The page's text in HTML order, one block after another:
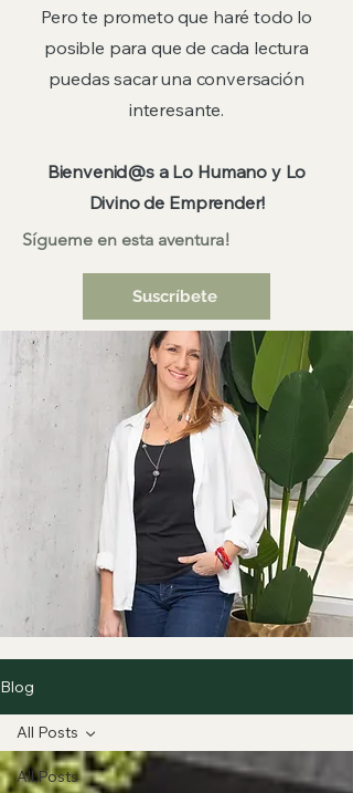
Pero te prometo que haré todo lo
posible para que de cada lectura
puedas sacar una conversación
interesante.
Bienvenid@s a Lo Humano y Lo
Divino de Emprender!
Sígueme en esta aventura!
Suscríbete
Blog
All Posts
All Posts